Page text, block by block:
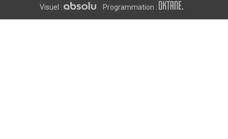
Visuel :
Programmation :